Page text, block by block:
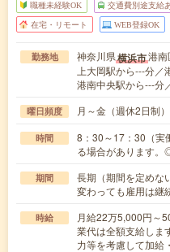
職種未経験OK 交通費別途支給
在宅・リモート WEB登録OK
勤務地 神奈川県横浜市港南
上大岡駅から---分
港南中央駅から---分
曜日頻度 月～金（週休2日制）
時間
8：30～17：30（実
る場合があります
期間
長期（期間を定めな
変わっても雇用は継
時給
月給22万5,000円～
業代は全額支給し
力等を考慮して加給